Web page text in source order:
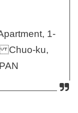
1-
Chuo-ku,